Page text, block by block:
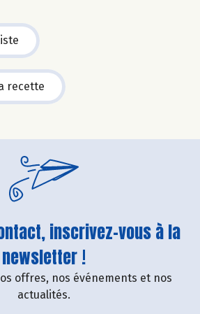
recette
inscrivez-vous à la
newsletter !
offres, nos événements et nos
actualités.